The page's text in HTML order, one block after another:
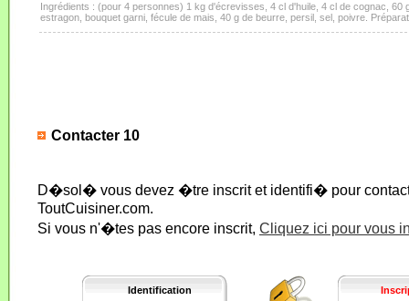
Ingrédients : (pour 4 personnes) 1 kg d'écrevisses, 4 cl d'huile, 4 cl de cognac, 60
estragon, bouquet garni, fécule de mais, 40 g de beurre, persil, sel, poivre.
Contacter 10
D�sol� vous devez �tre inscrit et identifi� pour
ToutCuisiner.com.
Si vous n'�tes pas encore inscrit, Cliquez ici pour vous
Identification